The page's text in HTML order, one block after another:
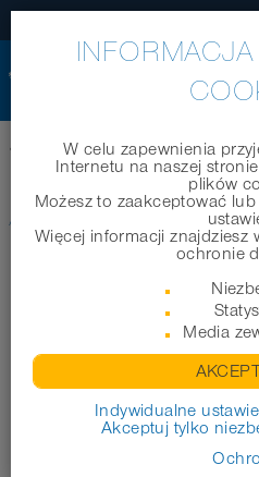
Home | Produkty | Systemy oslona
AD-K 180
W celu zapewnienia
Internetu na naszej
plików
Możesz to zaakceptować
Więcej informacji znajdziesz
ochronie
Media
Indywidualne
Akceptuj tylko